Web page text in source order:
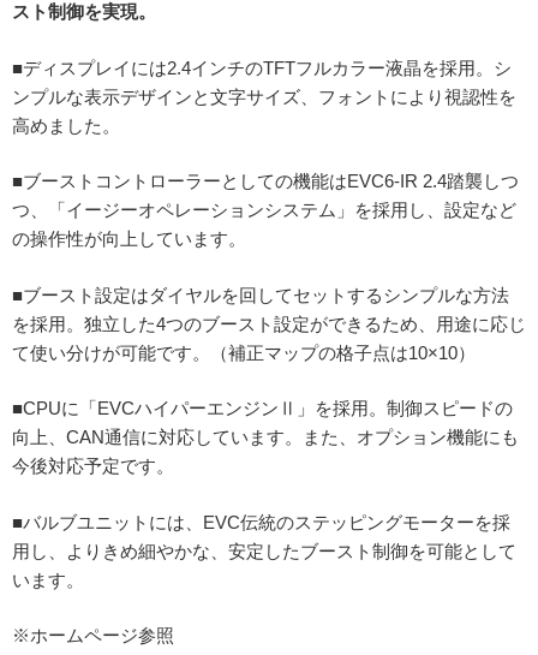
スト制御を実現。
■ディスプレイには2.4インチのTFTフルカラー液晶を採用。シ
ンプルな表示デザインと文字サイズ、フォントにより視認性を
高めました。
■ブーストコントローラーとしての機能はEVC6-IR 2.4踏襲しつ
つ、「イージーオペレーションシステム」を採用し、設定など
の操作性が向上しています。
■ブースト設定はダイヤルを回してセットするシンプルな方法
を採用。独立した4つのブースト設定ができるため、用途に応じ
て使い分けが可能です。（補正マップの格子点は10×10）
■CPUに「EVCハイパーエンジンⅡ」を採用。制御スピードの
向上、CAN通信に対応しています。また、オプション機能にも
今後対応予定です。
■バルブユニットには、EVC伝統のステッピングモーターを採
用し、よりきめ細やかな、安定したブースト制御を可能として
います。
※ホームページ参照